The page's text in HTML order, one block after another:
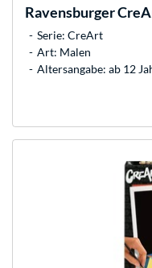
Ravensburger
Serie: CreArt
Art: Malen
Altersangabe: ab 12